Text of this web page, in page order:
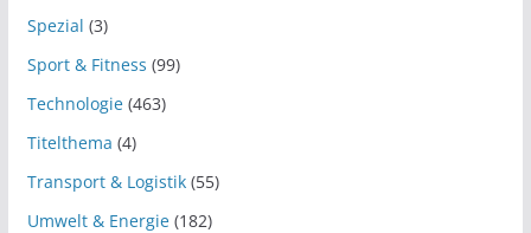
Spezial (3)
Sport & Fitness (99)
Technologie(463)
Titelthema (4)
Transport & Logistik(55)
Umwelt & Energie(182)